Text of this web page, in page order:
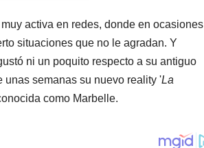
activa en redes, donde en ocasiones
situaciones que no le agradan. Y
ni un poquito respecto a su antiguo
unas semanas su nuevo reality 'La
como Marbelle.